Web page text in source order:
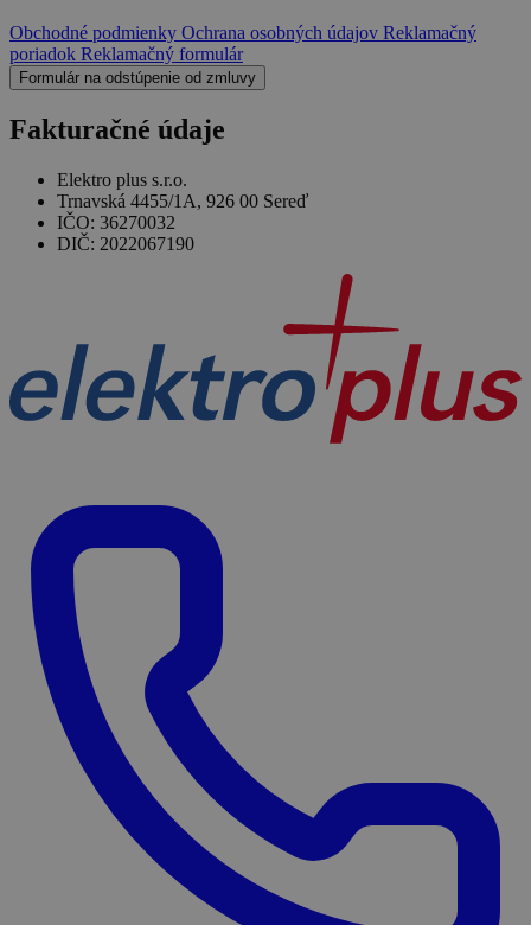
Obchodné podmienky Ochrana osobných údajov Reklamačný
poriadok Reklamačný formulár
Formulár na odstúpenie od zmluvy
Fakturačné údaje
Elektro plus s.r.o.
Trnavská 4455/1A, 926 00 Sereď
IČO: 36270032
DIČ: 2022067190